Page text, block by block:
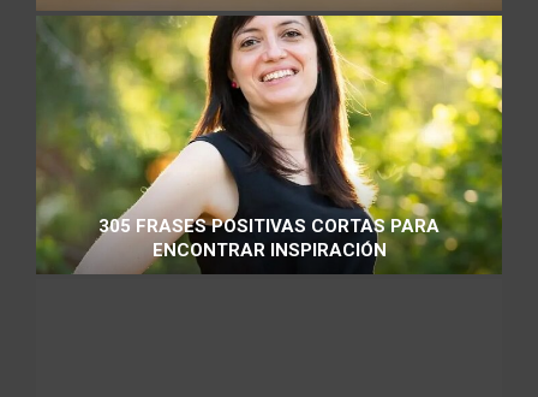
305 FRASES POSITIVAS CORTAS PARA
ENCONTRAR INSPIRACIÓN